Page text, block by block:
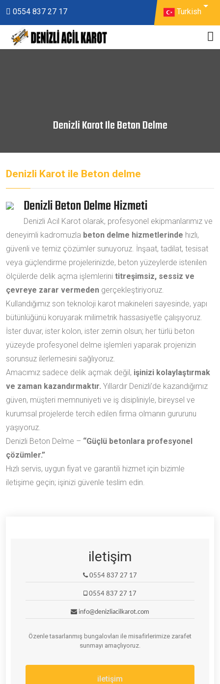
0554 837 27 17 Turkish
Denizli Karot Ile Beton Delme
Denizli Karot ile Beton delme
Denizli Beton Delme Hizmeti
Denizli Acil Karot olarak, profesyonel ekipmanlarımız ve
deneyimli kadromuzla beton delme hizmetlerinde hızlı,
güvenli ve temiz çözümler sunuyoruz. İnşaat, tadilat, tesisat
veya güçlendirme projelerinizde, beton yüzeylerde istenilen
ölçülerde delik açma işlemlerini titreşimsiz, sessiz ve
çevreye zarar vermeden gerçekleştiriyoruz.
Kullandığımız son teknoloji karot makineleri sayesinde, yapı
bütünlüğünü koruyarak milimetrik hassasiyetle çalışıyoruz.
İster duvar, ister kolon, ister zemin olsun; her türlü beton
yüzeyde profesyonel delme işlemleri yaparak projenizin
sorunsuz ilerlemesini sağlıyoruz.
Amacımız sadece delik açmak değil, işinizi kolaylaştırmak
ve zaman kazandırmaktır. Yıllardır Denizli’de kazandığımız
güven, müşteri memnuniyeti ve iş disipliniyle, bireysel ve
kurumsal projelerde tercih edilen firma olmanın gururunu
yaşıyoruz.
Denizli Beton Delme – “Güçlü betonlara profesyonel
çözümler.”
Hızlı servis, uygun fiyat ve garantili hizmet için bizimle
iletişime geçin; işinizi güvenle teslim edin.
iletişim
0554 837 27 17
0554 837 27 17
info@denizliacilkarot.com
Özenle tasarlanmış bungalovları ile misafirlerimize zarafet
sunmayı amaçlıyoruz.
iletişim